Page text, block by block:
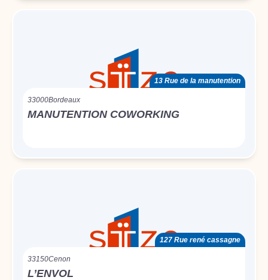
13 Rue de la manutention
33000Bordeaux
MANUTENTION COWORKING
127 Rue rené cassagne
33150Cenon
L’ENVOL